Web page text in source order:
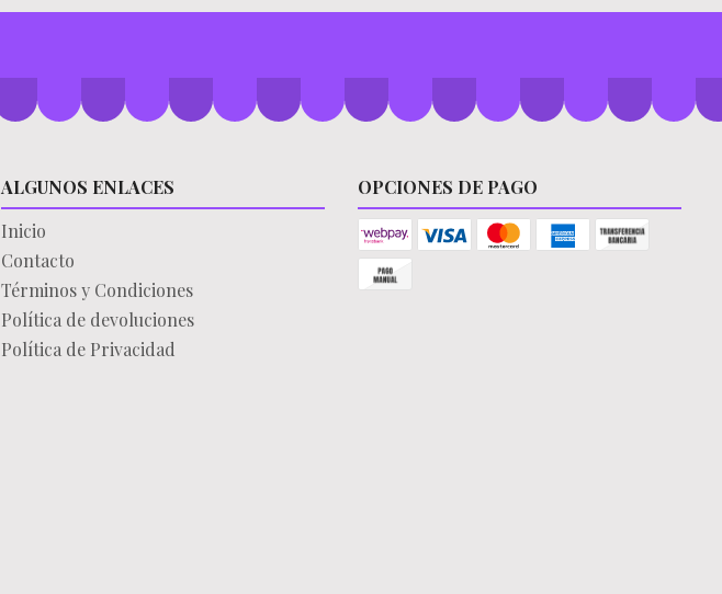
ALGUNOS ENLACES
Inicio
Contacto
Términos y Condiciones
Política de devoluciones
Política de Privacidad
OPCIONES DE PAGO